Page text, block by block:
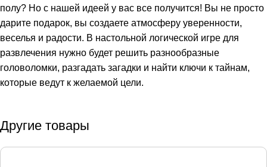
полу? Но с нашей идеей у вас все получится! Вы не просто
дарите подарок, вы создаете атмосферу уверенности,
веселья и радости. В настольной логической игре для
развлечения нужно будет решить разнообразные
головоломки, разгадать загадки и найти ключи к тайнам,
которые ведут к желаемой цели.
Другие товары